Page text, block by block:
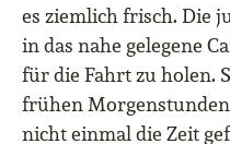
es ziemlich frisch. Die
in das nahe gelegene
für die Fahrt zu holen.
frühen
nicht einmal die Zeit